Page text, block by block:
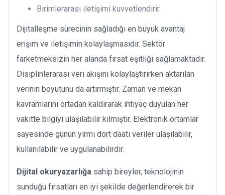
Birimlerarası iletişimi kuvvetlendirir.
Dijitalleşme sürecinin sağladığı en büyük avantaj
erişim ve iletişimin kolaylaşmasıdır. Sektör
farketmeksizin her alanda fırsat eşitliği sağlamaktadır.
Disiplinlerarası veri akışını kolaylaştırırken aktarılan
verinin boyutunu da artırmıştır. Zaman ve mekan
kavramlarını ortadan kaldırarak ihtiyaç duyulan her
vakitte bilgiyi ulaşılabilir kılmıştır. Elektronik ortamlar
sayesinde günün yirmi dört daati veriler ulaşılabilir,
kullanılabilir ve uygulanabilirdir.
Dijital okuryazarlığa sahip bireyler, teknolojinin
sunduğu fırsatları en iyi şekilde değerlendirerek bir